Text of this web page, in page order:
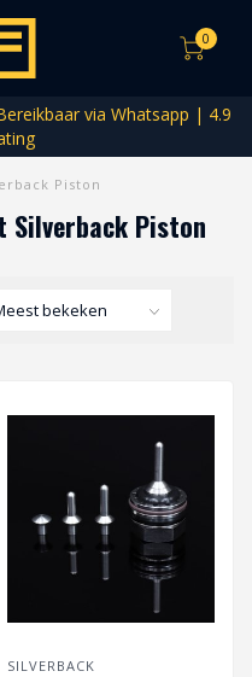
0
via Whatsapp | 4.9
Piston
Silverback Piston
SILVERBACK